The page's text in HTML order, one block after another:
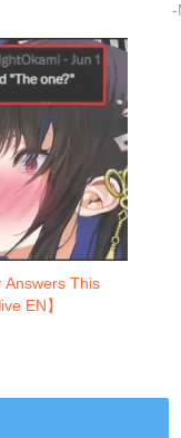
-
Answers This
EN】